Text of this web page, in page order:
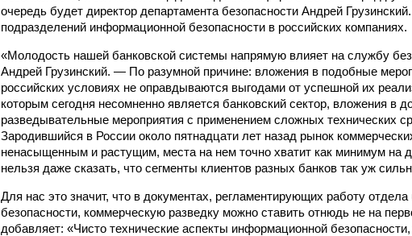
очередь будет директор департамента безопасности Андрей
подразделений информационной безопасности в российских компаниях.
«Молодость нашей банковской системы напрямую влияет на службу
Андрей Грузинский. — По разумной причине: вложения в подобные
российских условиях не оправдываются выгодами от успешной их
которым сегодня несомненно является банковский сектор, вложения в
разведывательные мероприятия с применением сложных технических
Зародившийся в России около пятнадцати лет назад рынок
ненасыщенным и растущим, места на нем точно хватит как минимум на
нельзя даже сказать, что сегменты клиентов разных банков так уж
Для нас это значит, что в документах, регламентирующих работу
безопасности, коммерческую разведку можно ставить отнюдь не на
добавляет: «Чисто технические аспекты информационной